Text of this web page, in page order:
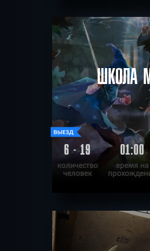
ХОЧУ ПРОЙТИ
ШКОЛА
6 - 19
количество
человек
01:00
время на